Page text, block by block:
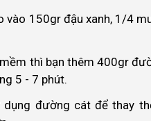
vào 150gr đậu xanh, 1/4
thì bạn thêm 400gr
5 - 7 phút.
dụng đường cát để thay